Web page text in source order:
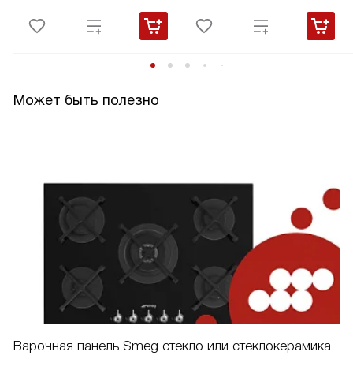
Может быть полезно
Варочная панель Smeg стекло или стеклокерамика